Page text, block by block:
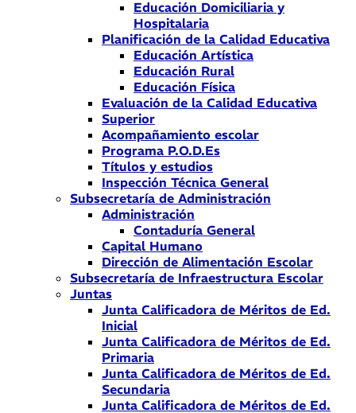
Educación Domiciliaria y
Hospitalaria
Planificación de la Calidad Educativa
Educación Artística
Educación Rural
Educación Física
Evaluación de la Calidad Educativa
Superior
Acompañamiento escolar
Programa P.O.D.Es
Títulos y estudios
Inspección Técnica General
Subsecretaría de Administración
Administración
Contaduría General
Capital Humano
Dirección de Alimentación Escolar
Subsecretaría de Infraestructura Escolar
Juntas
Junta Calificadora de Méritos de Ed.
Inicial
Junta Calificadora de Méritos de Ed.
Primaria
Junta Calificadora de Méritos de Ed.
Secundaria
Junta Calificadora de Méritos de Ed.